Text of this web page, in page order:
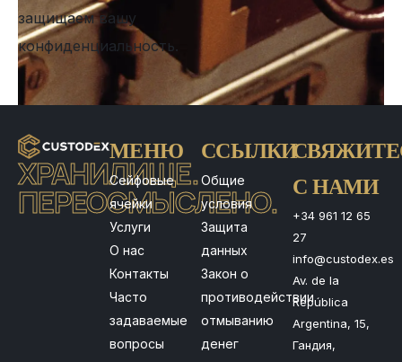
защищаем вашу
конфиденциальность.
ХРАНИЛИЩЕ.
ПЕРЕОСМЫСЛЕНО.
МЕНЮ
Сейфовые
ячейки
Услуги
О нас
Контакты
Часто
задаваемые
вопросы
ССЫЛКИ
Общие
условия
Защита
данных
Закон о
противодействии
отмыванию
денег
С НАМИ
+34 961 12 65
27
info@custodex.es
Av. de la
República
Argentina, 15,
Гандия,